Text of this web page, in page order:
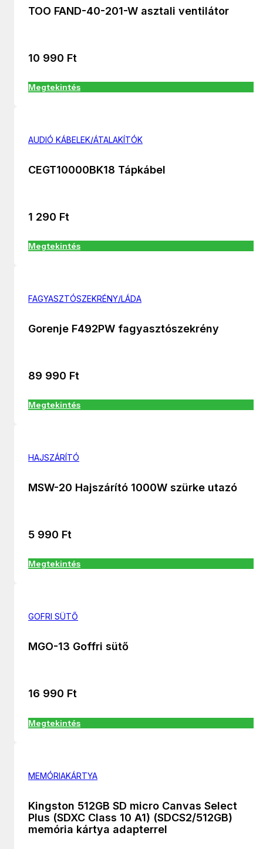
TOO FAND-40-201-W asztali ventilátor
10 990 Ft
Megtekintés
AUDIÓ KÁBELEK/ÁTALAKÍTÓK
CEGT10000BK18 Tápkábel
1 290 Ft
Megtekintés
FAGYASZTÓSZEKRÉNY/LÁDA
Gorenje F492PW fagyasztószekrény
89 990 Ft
Megtekintés
HAJSZÁRÍTÓ
MSW-20 Hajszárító 1000W szürke utazó
5 990 Ft
Megtekintés
GOFRI SÜTŐ
MGO-13 Goffri sütő
16 990 Ft
Megtekintés
MEMÓRIAKÁRTYA
Kingston 512GB SD micro Canvas Select
Plus (SDXC Class 10 A1) (SDCS2/512GB)
memória kártya adapterrel